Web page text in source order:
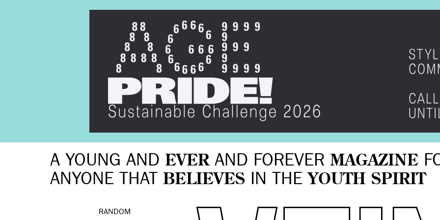
A YOUNG AND EVERAND FOREVER MAGAZINE
ANYONE THAT BELIEVES IN THE YOUTH SPIRIT
RANDOM